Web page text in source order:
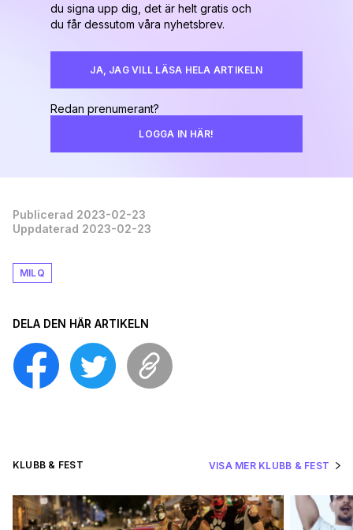
du signa upp dig, det är helt gratis och
du får dessutom våra nyhetsbrev.
JA, JAG VILL LÄSA HELA ARTIKELN
Redan prenumerant?
LOGGA IN HÄR!
Publicerad 2023-02-23
Uppdaterad 2023-02-23
MILQ
DELA DEN HÄR ARTIKELN
KLUBB & FEST VISA MER KLUBB & FEST